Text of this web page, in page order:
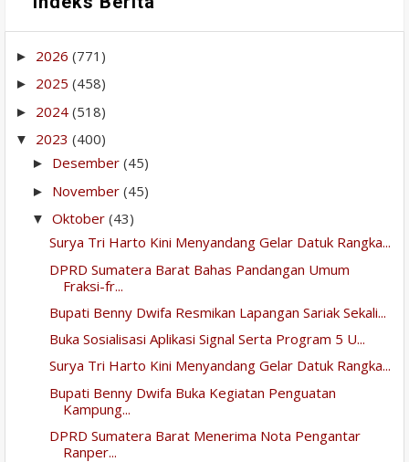
► 2026 (771)
► 2025 (458)
► 2024 (518)
▼ 2023 (400)
► Desember (45)
► November (45)
▼ Oktober (43)
Surya Tri Harto Kini Menyandang Gelar Datuk Rangka...
DPRD Sumatera Barat Bahas Pandangan Umum
Fraksi-fr...
Bupati Benny Dwifa Resmikan Lapangan Sariak Sekali...
Buka Sosialisasi Aplikasi Signal Serta Program 5 U...
Surya Tri Harto Kini Menyandang Gelar Datuk Rangka...
Bupati Benny Dwifa Buka Kegiatan Penguatan
Kampung...
DPRD Sumatera Barat Menerima Nota Pengantar
Ranper...